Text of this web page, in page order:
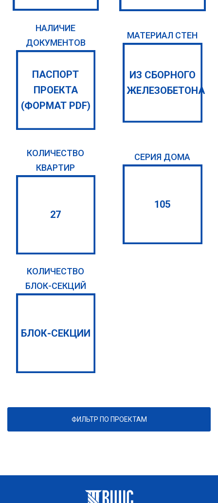
НАЛИЧИЕ
ДОКУМЕНТОВ
ПАСПОРТ
ПРОЕКТА
(ФОРМАТ PDF)
МАТЕРИАЛ СТЕН
ИЗ СБОРНОГО
ЖЕЛЕЗОБЕТОНА
КОЛИЧЕСТВО
КВАРТИР
27
СЕРИЯ ДОМА
105
КОЛИЧЕСТВО
БЛОК-СЕКЦИЙ
БЛОК-СЕКЦИИ
ФИЛЬТР ПО ПРОЕКТАМ